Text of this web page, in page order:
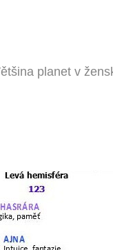
planet v